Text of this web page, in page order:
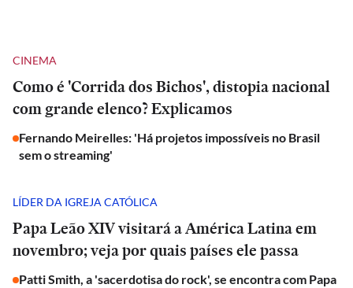
CINEMA
Como é 'Corrida dos Bichos', distopia nacional
com grande elenco? Explicamos
Fernando Meirelles: 'Há projetos impossíveis no Brasil
sem o streaming'
LÍDER DA IGREJA CATÓLICA
Papa Leão XIV visitará a América Latina em
novembro; veja por quais países ele passa
Patti Smith, a 'sacerdotisa do rock', se encontra com Papa